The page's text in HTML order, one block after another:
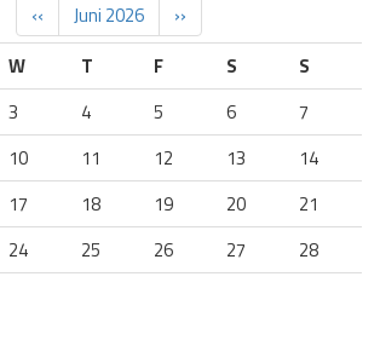
‹‹ Juni 2026
››
W T F S
S
3 4 5 6
7
10 11 12 13
14
17 18 19 20
21
24 25 26 27
28